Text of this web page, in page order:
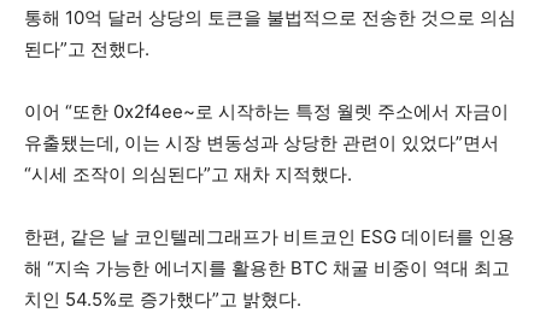
통해 10억 달러 상당의 토큰을 불법적으로 전송한 것으로 의심
된다”고 전했다.
이어 “또한 0x2f4ee~로 시작하는 특정 월렛 주소에서 자금이
유출됐는데, 이는 시장 변동성과 상당한 관련이 있었다”면서
“시세 조작이 의심된다”고 재차 지적했다.
한편, 같은 날 코인텔레그래프가 비트코인 ESG 데이터를 인용
해 “지속 가능한 에너지를 활용한 BTC 채굴 비중이 역대 최고
치인 54.5%로 증가했다”고 밝혔다.